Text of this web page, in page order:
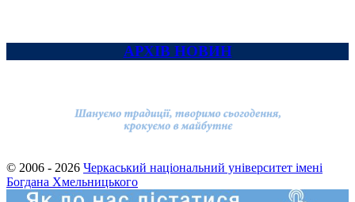
АРХІВ НОВИН
© 2006 - 2026 Черкаський національний університет імені
Богдана Хмельницького